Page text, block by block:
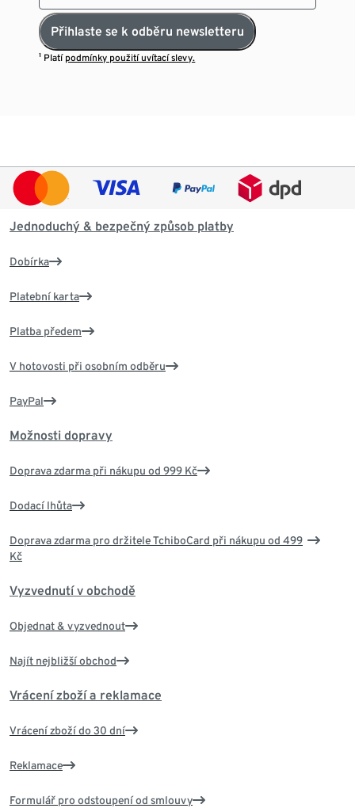
Přihlaste se k odběru newsletteru
¹ Platí podmínky použití uvítací slevy.
Jednoduchý & bezpečný způsob platby
Dobírka
Platební karta
Platba předem
V hotovosti při osobním odběru
PayPal
Možnosti dopravy
Doprava zdarma při nákupu od 999 Kč
Dodací lhůta
Doprava zdarma pro držitele TchiboCard při nákupu od 499
Kč
Vyzvednutí v obchodě
Objednat & vyzvednout
Najít nejbližší obchod
Vrácení zboží a reklamace
Vrácení zboží do 30 dní
Reklamace
Formulář pro odstoupení od smlouvy